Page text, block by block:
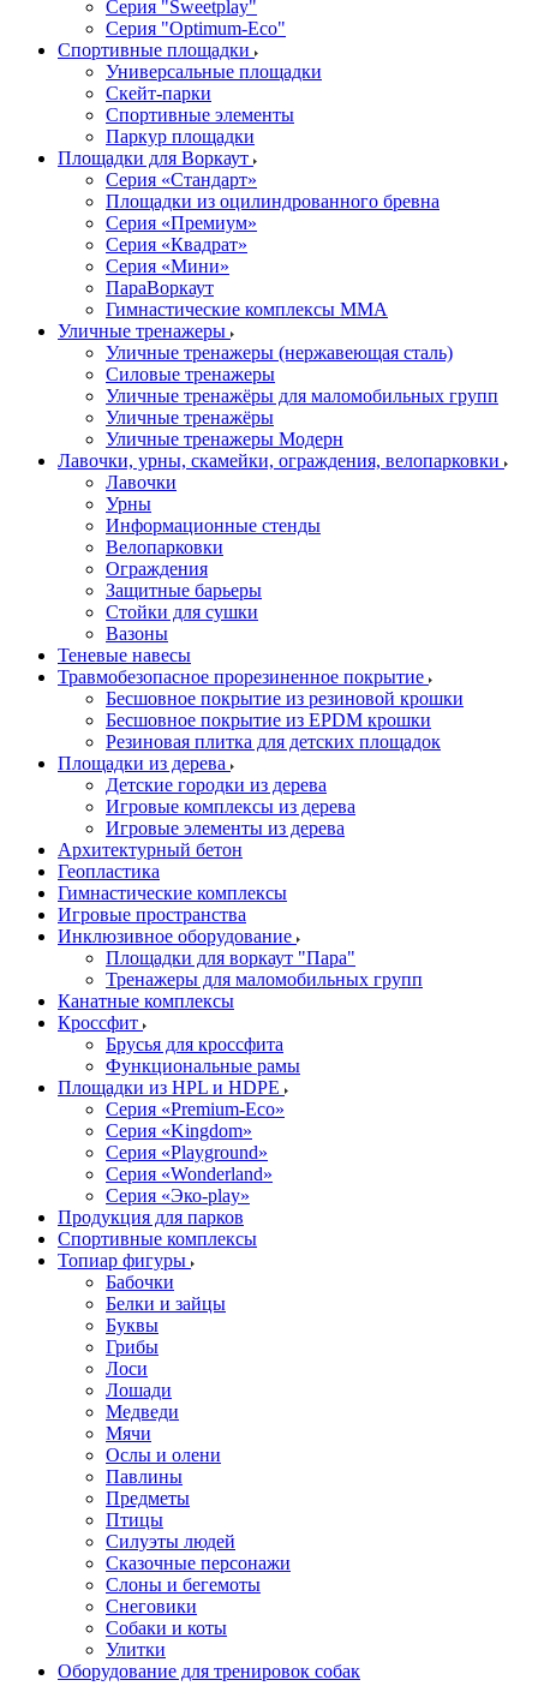
Серия "Sweetplay"
Серия "Оptimum-Еco"
Спортивные площадки
Универсальные площадки
Скейт-парки
Спортивные элементы
Паркур площадки
Площадки для Воркаут
Серия «Стандарт»
Площадки из оцилиндрованного бревна
Серия «Премиум»
Серия «Квадрат»
Серия «Мини»
ПараВоркаут
Гимнастические комплексы ММА
Уличные тренажеры
Уличные тренажеры (нержавеющая сталь)
Силовые тренажеры
Уличные тренажёры для маломобильных групп
Уличные тренажёры
Уличные тренажеры Модерн
Лавочки, урны, скамейки, ограждения, велопарковки
Лавочки
Урны
Информационные стенды
Велопарковки
Ограждения
Защитные барьеры
Стойки для сушки
Вазоны
Теневые навесы
Травмобезопасное прорезиненное покрытие
Бесшовное покрытие из резиновой крошки
Бесшовное покрытие из EPDM крошки
Резиновая плитка для детских площадок
Площадки из дерева
Детские городки из дерева
Игровые комплексы из дерева
Игровые элементы из дерева
Архитектурный бетон
Геопластика
Гимнастические комплексы
Игровые пространства
Инклюзивное оборудование
Площадки для воркаут "Пара"
Тренажеры для маломобильных групп
Канатные комплексы
Кроссфит
Брусья для кроссфита
Функциональные рамы
Площадки из HPL и HDPE
Серия «Premium-Eco»
Серия «Kingdom»
Серия «Playground»
Серия «Wonderland»
Серия «Эко-play»
Продукция для парков
Спортивные комплексы
Топиар фигуры
Бабочки
Белки и зайцы
Буквы
Грибы
Лоси
Лошади
Медведи
Мячи
Ослы и олени
Павлины
Предметы
Птицы
Силуэты людей
Сказочные персонажи
Слоны и бегемоты
Снеговики
Собаки и коты
Улитки
Оборудование для тренировок собак